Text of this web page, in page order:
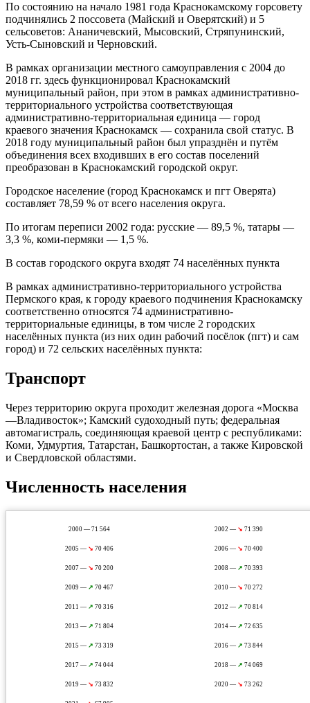
По состоянию на начало 1981 года Краснокамскому горсовету
подчинялись 2 поссовета (Майский и Оверятский) и 5
сельсоветов: Ананичевский, Мысовский, Стряпунинский,
Усть-Сыновский и Черновский.
В рамках организации местного самоуправления с 2004 до
2018 гг. здесь функционировал Краснокамский
муниципальный район, при этом в рамках административно-
территориального устройства соответствующая
административно-территориальная единица — город
краевого значения Краснокамск — сохранила свой статус. В
2018 году муниципальный район был упразднён и путём
объединения всех входивших в его состав поселений
преобразован в Краснокамский городской округ.
Городское население (город Краснокамск и пгт Оверята)
составляет 78,59 % от всего населения округа.
По итогам переписи 2002 года: русские — 89,5 %, татары —
3,3 %, коми-пермяки — 1,5 %.
В состав городского округа входят 74 населённых пункта
В рамках административно-территориального устройства
Пермского края, к городу краевого подчинения Краснокамску
соответственно относятся 74 административно-
территориальные единицы, в том числе 2 городских
населённых пункта (из них один рабочий посёлок (пгт) и сам
город) и 72 сельских населённых пункта:
Транспорт
Через территорию округа проходит железная дорога «Москва
—Владивосток»; Камский судоходный путь; федеральная
автомагистраль, соединяющая краевой центр с республиками:
Коми, Удмуртия, Татарстан, Башкортостан, а также Кировской
и Свердловской областями.
Численность населения
2000 — 71 564 2002 — ↘ 71 390
2005 — ↘ 70 406 2006 — ↘ 70 400
2007 — ↘ 70 200 2008 — ↗ 70 393
2009 — ↗ 70 467 2010 — ↘ 70 272
2011 — ↗ 70 316 2012 — ↗ 70 814
2013 — ↗ 71 804 2014 — ↗ 72 635
2015 — ↗ 73 319 2016 — ↗ 73 844
2017 — ↗ 74 044 2018 — ↗ 74 069
2019 — ↘ 73 832 2020 — ↘ 73 262